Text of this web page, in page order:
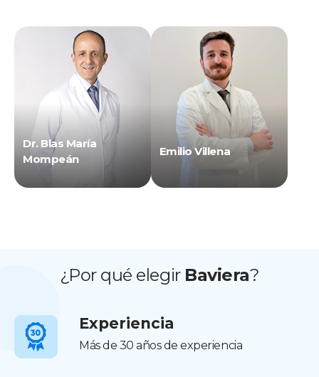
Dr. Blas María
Mompeán
Emilio Villena
¿Por qué elegir Baviera?
Experiencia
Más de 30 años de experiencia